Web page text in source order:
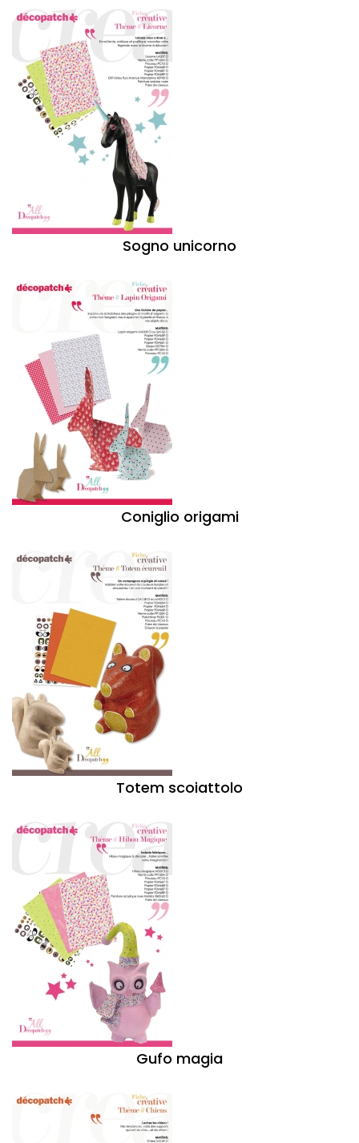
Sogno unicorno
Coniglio origami
Totem scoiattolo
Gufo magia